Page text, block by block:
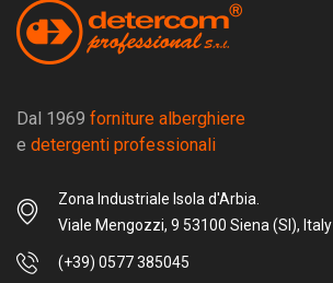
Dal 1969 forniture alberghiere
e detergenti professionali
Zona Industriale Isola d'Arbia.
Viale Mengozzi, 9 53100 Siena (SI), Italy
(+39) 0577 385045